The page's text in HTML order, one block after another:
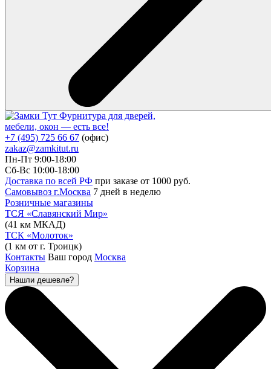
Фурнитура для дверей,
мебели, окон — есть все!
+7 (495) 725 66 67 (офис)
zakaz@zamkitut.ru
Пн-Пт 9:00-18:00
Сб-Вс 10:00-18:00
Доставка по всей РФ при заказе от 1000 руб.
Самовывоз г.Москва 7 дней в неделю
Розничные магазины
ТСЯ «Славянский Мир»
(41 км МКАД)
ТСК «Молоток»
(1 км от г. Троицк)
Контакты Ваш город Москва
Корзина
Нашли дешевле?